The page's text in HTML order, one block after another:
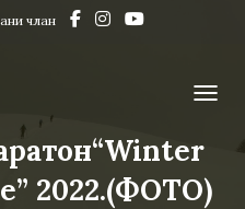
члан
2022.(ФОТО)